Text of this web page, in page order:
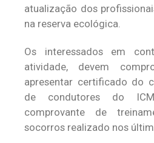
atualização dos
na reserva ecológica.
Os interessados em
atividade, devem
apresentar certificado do
de condutores do
comprovante de
socorros realizado nos